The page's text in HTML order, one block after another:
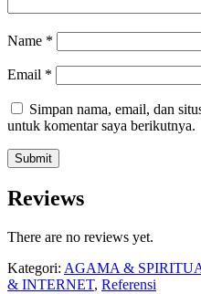
Name *
Email *
Simpan nama, email, dan
untuk komentar saya berikutnya.
Reviews
There are no reviews yet.
Kategori: AGAMA &
& INTERNET, Referensi